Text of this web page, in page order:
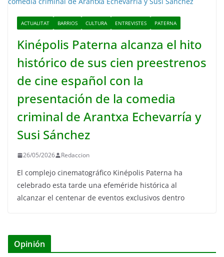
ACTUALITAT BARRIOS CULTURA ENTREVISTES PATERNA
Kinépolis Paterna alcanza el hito
histórico de sus cien preestrenos
de cine español con la
presentación de la comedia
criminal de Arantxa Echevarría y
Susi Sánchez
26/05/2026 Redaccion
El complejo cinematográfico Kinépolis Paterna ha
celebrado esta tarde una efeméride histórica al
alcanzar el centenar de eventos exclusivos dentro
Opinión